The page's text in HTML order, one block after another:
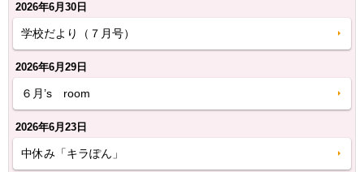
2026年6月30日
学校だより（７月号）
2026年6月29日
６月’s room
2026年6月23日
中休み「キラぽん」